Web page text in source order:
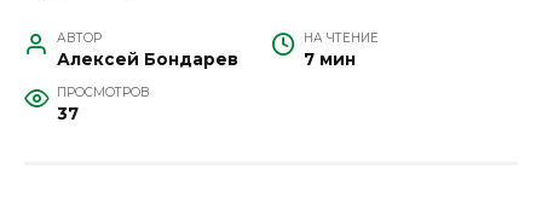
АВТОР
Алексей Бондарев
НА ЧТЕНИЕ
7 мин
ПРОСМОТРОВ
37